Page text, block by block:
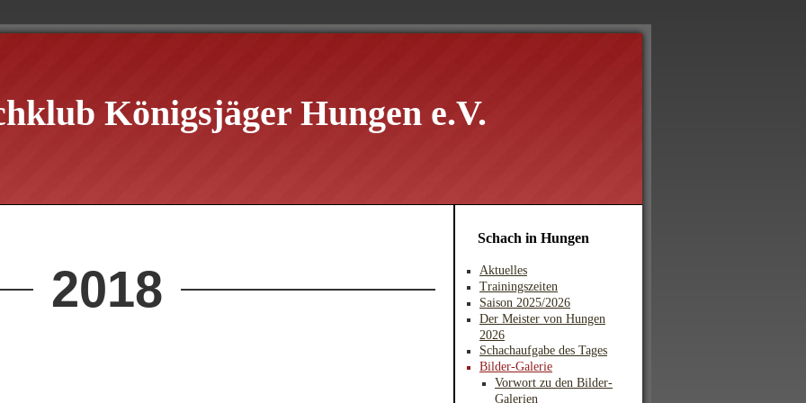
Königsjäger Hungen e.V.
2018
Schach in Hungen
Aktuelles
Trainingszeiten
Saison 2025/2026
Der Meister von Hungen
2026
Schachaufgabe des Tages
Bilder-Galerie
Vorwort zu den Bilder-
Galerien